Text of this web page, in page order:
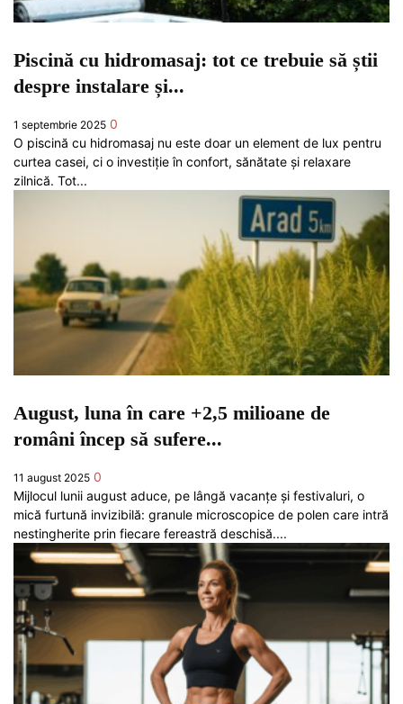
Piscină cu hidromasaj: tot ce trebuie să știi
despre instalare și...
1 septembrie 2025 0
O piscină cu hidromasaj nu este doar un element de lux pentru
curtea casei, ci o investiție în confort, sănătate și relaxare
zilnică. Tot...
August, luna în care +2,5 milioane de
români încep să sufere...
11 august 2025 0
Mijlocul lunii august aduce, pe lângă vacanțe și festivaluri, o
mică furtună invizibilă: granule microscopice de polen care intră
nestingherite prin fiecare fereastră deschisă....